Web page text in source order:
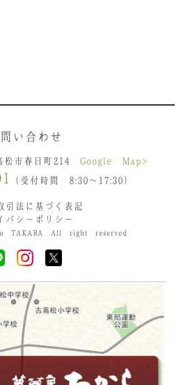
い合わせ
松市春日町214 Google Map>
（受付時間 8:30〜17:30）
引法に基づく表記
バシーポリシー
TAKARA All right reserved